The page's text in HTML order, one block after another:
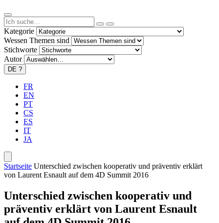
Kategorie
Wessen Themen sind
Stichworte
Autor
DE ?
FR
EN
PT
CS
ES
IT
JA
Startseite Unterschied zwischen kooperativ und präventiv erklärt
von Laurent Esnault auf dem 4D Summit 2016
Unterschied zwischen kooperativ und
präventiv erklärt von Laurent Esnault